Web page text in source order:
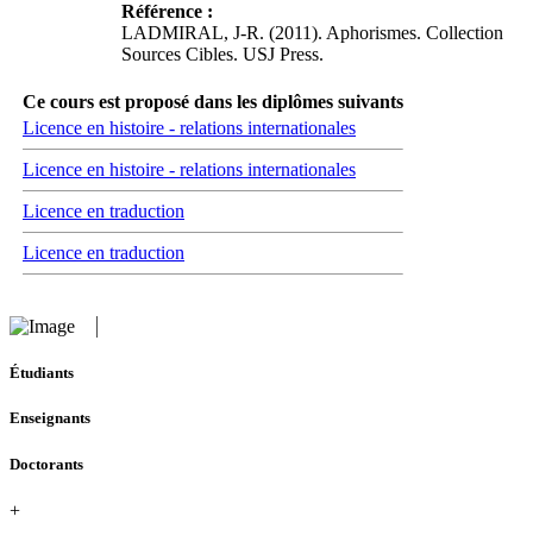
Référence :
LADMIRAL, J-R. (2011). Aphorismes. Collection
Sources Cibles. USJ Press.
Ce cours est proposé dans les diplômes suivants
Licence en histoire - relations internationales
Licence en histoire - relations internationales
Licence en traduction
Licence en traduction
Étudiants
Enseignants
Doctorants
+